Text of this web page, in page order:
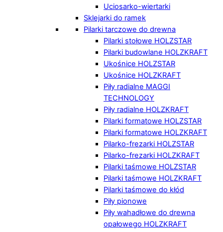
Uciosarko-wiertarki
Sklejarki do ramek
Pilarki tarczowe do drewna
Pilarki stołowe HOLZSTAR
Pilarki budowlane HOLZKRAFT
Ukośnice HOLZSTAR
Ukośnice HOLZKRAFT
Piły radialne MAGGI
TECHNOLOGY
Piły radialne HOLZKRAFT
Pilarki formatowe HOLZSTAR
Pilarki formatowe HOLZKRAFT
Pilarko-frezarki HOLZSTAR
Pilarko-frezarki HOLZKRAFT
Pilarki taśmowe HOLZSTAR
Pilarki taśmowe HOLZKRAFT
Pilarki taśmowe do kłód
Piły pionowe
Piły wahadłowe do drewna
opałowego HOLZKRAFT